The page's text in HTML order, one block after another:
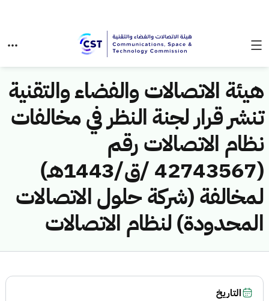
هيئة الاتصالات والفضاء والتقنية
تنشر قرار لجنة النظر في مخالفات
نظام الاتصالات رقم
(42743567 /ق/1443هـ)
لمخالفة (شركة حلول الاتصالات
المحدودة) لنظام الاتصالات
التاريخ